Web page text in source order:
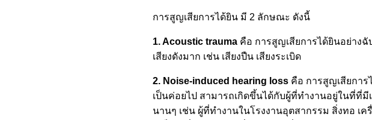
การสูญเสียการได้ยิน มี 2 ลักษณะ ดังนี้
1. Acoustic trauma คือ การสูญเสียการได้ยินอย่าง
เสียงดังมาก เช่น เสียงปืน เสียงระเบิด
2. Noise-induced hearing loss คือ การสูญเสียกา
เป็นค่อยไป สามารถเกิดขึ้นได้กับผู้ที่ทำงานอยู่ในที่ที่มีเ
นานๆ เช่น ผู้ที่ทำงานในโรงงานอุตสากรรม สิ่งทอ เค